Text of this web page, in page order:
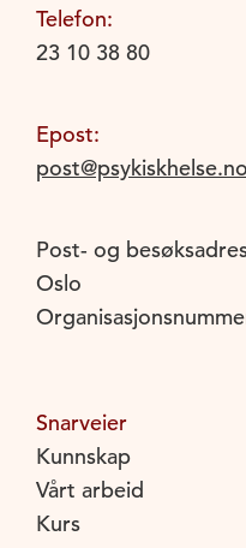
Telefon:
23 10 38 80
Epost:
post@psykiskhelse.no
Post- og
Oslo
Snarveier
Kunnskap
Vårt arbeid
Kurs